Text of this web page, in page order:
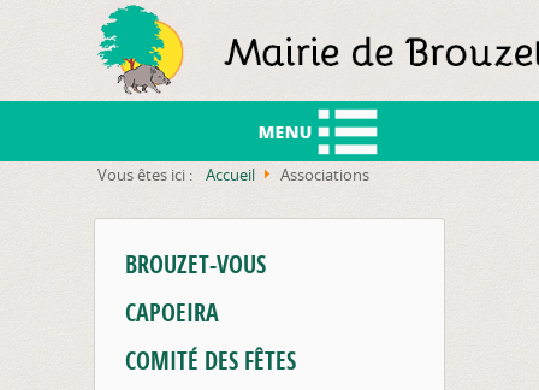
Vous êtes ici : Accueil Associations
BROUZET-VOUS
CAPOEIRA
COMITÉ DES FÊTES